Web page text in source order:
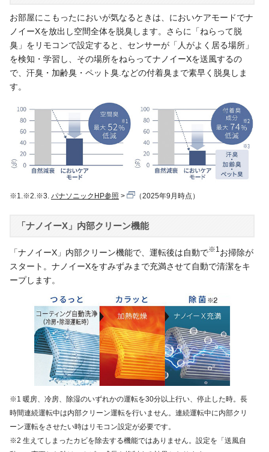
お部屋にこもったにおいが気なるときは、においケアモードでナ
ノイーXを放出し空間全体を脱臭します。さらに「ねらって脱
臭」をリモコンで設定すると、センサーが「人がよく居る場所」
を検知・学習し、その場所をねらってナノイーXを送風するの
で、汗臭・加齢臭・ペット臭.などの付着臭まで素早く脱臭しま
す。
※1.※2.※3. パナソニックHP参照 （2025年9月時点）
「ナノイーX」内部クリーン機能
「ナノイーX」内部クリーン機能で、運転後は自動で※1 お掃除が
スタート。ナノイーXをすみずみまで充満させて自動で清潔をキ
ープします。
※1 暖房、冷房、除湿のいずれかの運転を30分以上行い、停止した時。長
時間連続運転中は内部クリーン運転を行いません。連続運転中に内部クリ
ーン運転をさせたい時はリモコン設定が必要です。
※2 生えてしまったカビを除去する機能ではありません。設定を「送風自